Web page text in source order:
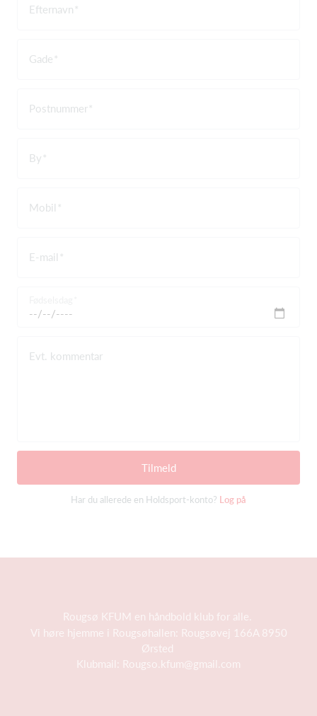
Efternavn
Gade
Postnummer
By
Mobil
E-mail
Evt. kommentar
Tilmeld
Har du allerede en Holdsport-konto? Log på
Rougsø KFUM en håndbold klub for alle.
Vi høre hjemme i Rougsøhallen: Rougsøvej 166A 8950
Ørsted
Klubmail:
Rougso.kfum@gmail.com